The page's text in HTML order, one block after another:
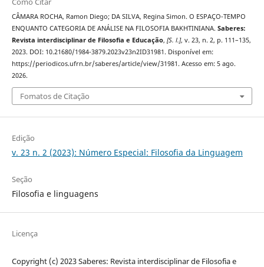
CÂMARA ROCHA, Ramon Diego; DA SILVA, Regina Simon. O ESPAÇO-TEMPO
ENQUANTO CATEGORIA DE ANÁLISE NA FILOSOFIA BAKHTINIANA. Saberes:
Revista interdisciplinar de Filosofia e Educação, [S. l.], v. 23, n. 2, p. 111–135,
2023. DOI: 10.21680/1984-3879.2023v23n2ID31981. Disponível em:
https://periodicos.ufrn.br/saberes/article/view/31981. Acesso em: 5 ago.
2026.
Fomatos de Citação
Edição
v. 23 n. 2 (2023): Número Especial: Filosofia da Linguagem
Seção
Filosofia e linguagens
Licença
Copyright (c) 2023 Saberes: Revista interdisciplinar de Filosofia e